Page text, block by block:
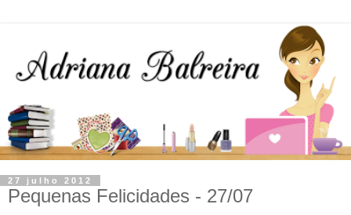
27 julho 2012
Pequenas Felicidades - 27/07